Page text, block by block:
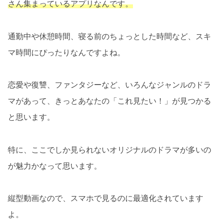
さん集まっているアプリなんです。
通勤中や休憩時間、寝る前のちょっとした時間など、スキ
マ時間にぴったりなんですよね。
恋愛や復讐、ファンタジーなど、いろんなジャンルのドラ
マがあって、きっとあなたの「これ見たい！」が見つかる
と思います。
特に、ここでしか見られないオリジナルのドラマが多いの
が魅力かなって思います。
縦型動画なので、スマホで見るのに最適化されています
よ。